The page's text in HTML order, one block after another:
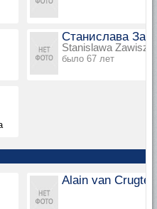
Станислава
Stanislawa
было 67 лет
Alain van Crugten